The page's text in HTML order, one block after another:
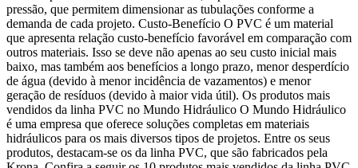
pressão, que permitem dimensionar as tubulações conforme a
demanda de cada projeto. Custo-Benefício O PVC é um material
que apresenta relação custo-benefício favorável em comparação com
outros materiais. Isso se deve não apenas ao seu custo inicial mais
baixo, mas também aos benefícios a longo prazo, menor desperdício
de água (devido à menor incidência de vazamentos) e menor
geração de resíduos (devido à maior vida útil). Os produtos mais
vendidos da linha PVC no Mundo Hidráulico O Mundo Hidráulico
é uma empresa que oferece soluções completas em materiais
hidráulicos para os mais diversos tipos de projetos. Entre os seus
produtos, destacam-se os da linha PVC, que são fabricados pela